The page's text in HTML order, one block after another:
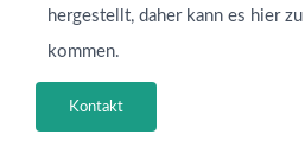
hergestellt, daher kann es hier
kommen.
Kontakt